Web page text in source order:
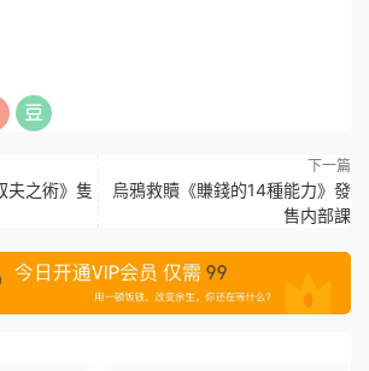
夫之術》隻
下一篇
烏鴉救贖《賺錢的14種能力》發
售内部課